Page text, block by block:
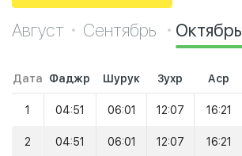
Август Сентябрь Октябрь
Дата Фаджр Шурук Зухр Аср
1 04:51 06:01 12:07 16:21
2 04:51 06:01 12:07 16:21